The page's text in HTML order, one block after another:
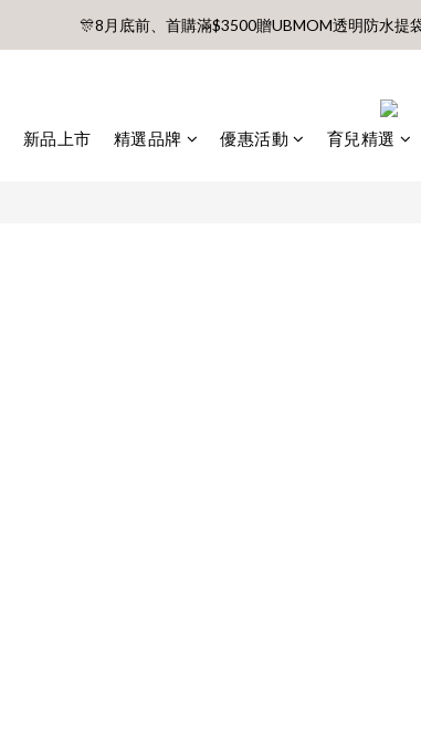
🎊8月底前、首購滿$3500贈UBMOM透明防水提
🎊8月底前、首購滿$3500贈UBMOM透明防水提
新品上市 精選品牌 優惠活動 育兒精選